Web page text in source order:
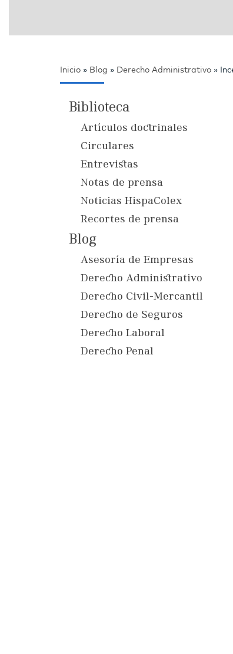
Inicio » Blog » Derecho Administrativo »
Biblioteca
Artículos doctrinales
Circulares
Entrevistas
Notas de prensa
Noticias HispaColex
Recortes de prensa
Blog
Asesoría de Empresas
Derecho Administrativo
Derecho Civil-Mercantil
Derecho de Seguros
Derecho Laboral
Derecho Penal